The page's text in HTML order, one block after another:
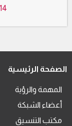
14
الصفحة الرئيسية
المهمة والرؤية
أعضاء الشبكة
مكتب التنسيق